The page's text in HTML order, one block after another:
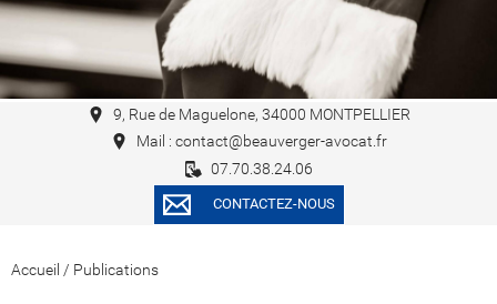
9, Rue de Maguelone, 34000 MONTPELLIER
Mail : contact@beauverger-avocat.fr
07.70.38.24.06
CONTACTEZ-NOUS
Accueil / Publications